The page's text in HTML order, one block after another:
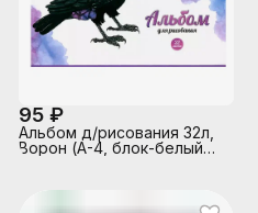
95 ₽
Альбом д/рисования 32л,
Ворон (А-4, блок-белый
выборочный ТВИН-лак, на
скрепке)